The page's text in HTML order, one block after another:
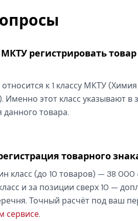
регистрировать
относится к 1 классу МКТУ
этот класс указывают в
данного товара.
товарного
класс (до 10 товаров) — 38 000
и за позиции сверх 10 —
Точный расчёт под ваш
сервисе.